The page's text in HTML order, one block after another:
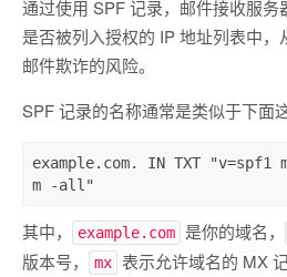
通过使用 SPF 记录，邮件接收服
是否被列入授权的 IP 地址列表中
邮件欺诈的风险。
SPF 记录的名称通常是类似于下面这
example.com. IN TXT "v=spf1
m -all"
其中， example.com 是你的域名，
版本号，
mx 表示允许域名的 MX